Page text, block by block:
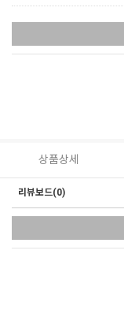
상품상세
리뷰보드(0)